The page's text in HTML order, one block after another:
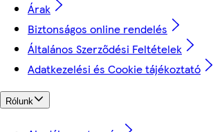
Árak
Biztonságos online rendelés
Általános Szerződési Feltételek
Adatkezelési és Cookie tájékoztató
Rólunk